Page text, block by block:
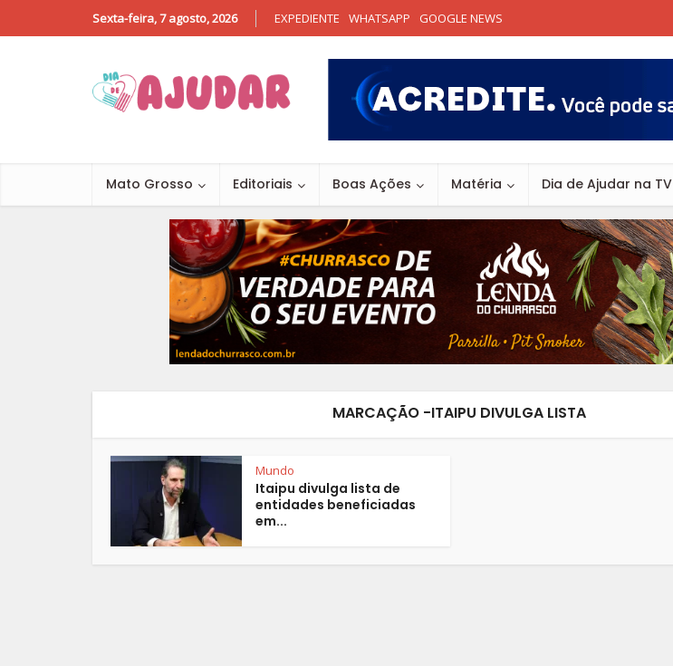
Sexta-feira, 7 agosto, 2026 EXPEDIENTE WHATSAPP GOOGLE NEWS
Mato Grosso Editoriais Boas Ações Matéria Dia de Ajudar na TV
MARCAÇÃO -ITAIPU DIVULGA LISTA
Mundo
Itaipu divulga lista de
entidades beneficiadas
em...